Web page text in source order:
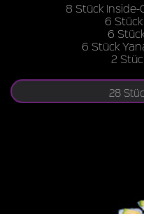
8 Stück Inside-
6
6
6 Stück
2
28